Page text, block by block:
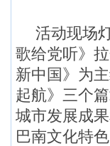
活动现场
歌给党听》
新中国》为
起航》三个
城市发展成
巴南文化特